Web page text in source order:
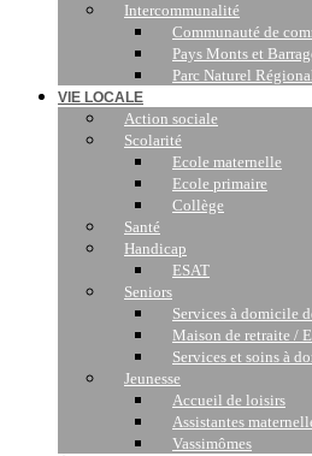
Intercommunalité
Communauté de
Pays Monts et
Parc Naturel
VIE LOCALE
Action sociale
Scolarité
Ecole maternelle
Ecole primaire
Collège
Santé
Handicap
ESAT
Seniors
Services à domicile
Maison de retraite /
Services et soins à
Jeunesse
Accueil de loisirs
Assistantes
Vassimômes